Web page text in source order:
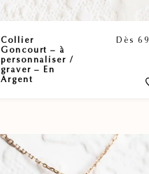
Collier
Goncourt – à
personnaliser /
graver – En
Argent
Dès